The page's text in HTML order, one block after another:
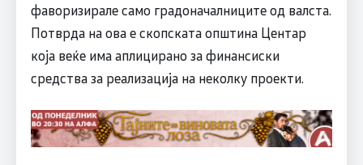
фаворизирале само градоначалниците од валста.
Потврда на ова е скопската општина Центар
која веќе има аплицирано за финансиски
средства за реализација на неколку проекти.